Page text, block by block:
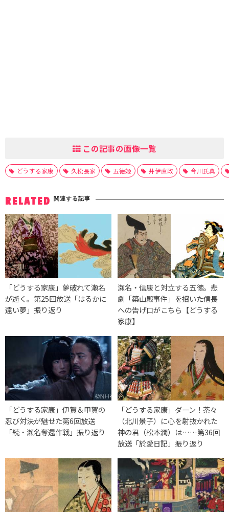
この記事の画像一覧
どうする家康 久松長家 五徳姫 井伊直政 今川氏真
RELATED 関連する記事
「どうする家康」夢破れて瀬名
が逝く。第25回放送「はるかに
遠い夢」振り返り
瀬名・信康と対立する五徳。悲
劇「築山殿事件」を招いた信長
への告げ口がこちら【どうする
家康】
「どうする家康」伊賀＆甲賀の
忍び対決が魅せた第6回放送
「続・瀬名奪還作戦」振り返り
「どうする家康」ダーン！茶々
（北川景子）に心を射抜かれた
神の君（松本潤）は……第36回
放送「於愛日記」振り返り